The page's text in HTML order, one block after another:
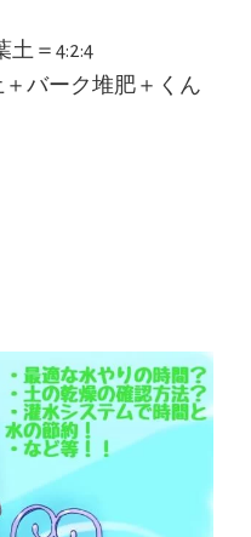
＝4:2:4
バーク堆肥＋くん